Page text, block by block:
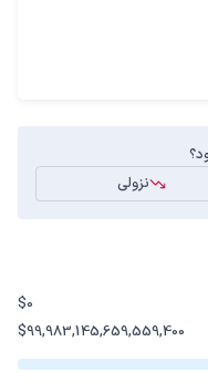
نزولی
$0
$99,983,145,659,559,400